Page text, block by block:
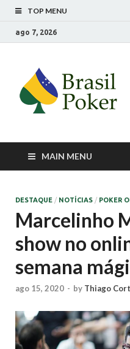
TOP MENU
ago 7, 2026
MAIN MENU
DESTAQUE / NOTÍCIAS / POKER
Marcelinho
show no
semana
ago 15, 2020 - by Thiago